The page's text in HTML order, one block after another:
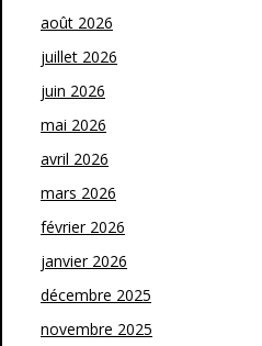
août 2026
juillet 2026
juin 2026
mai 2026
avril 2026
mars 2026
février 2026
janvier 2026
décembre 2025
novembre 2025